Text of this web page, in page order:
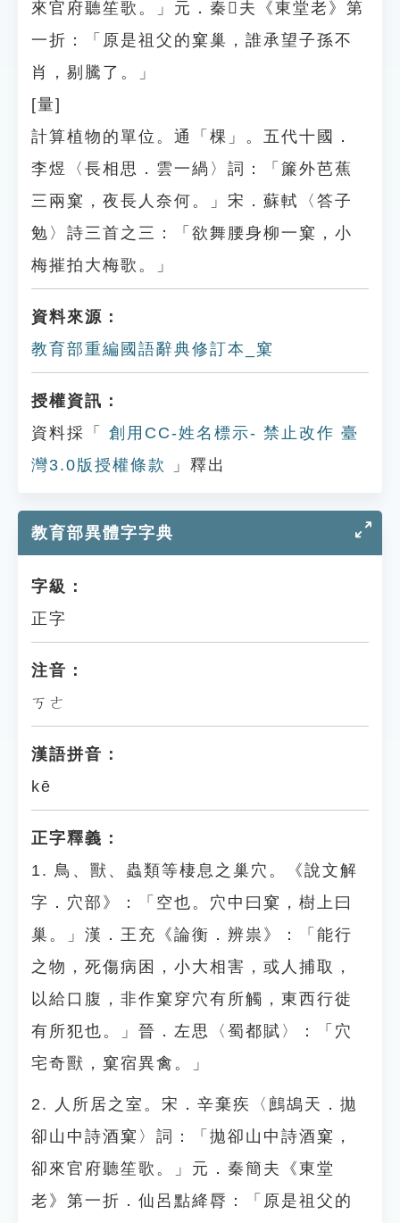
來官府聽笙歌。」元．秦𥳑夫《東堂老》第
一折：「原是祖父的窠巢，誰承望子孫不
肖，剔騰了。」
[量]
計算植物的單位。通「棵」。五代十國．
李煜〈長相思．雲一緺〉詞：「簾外芭蕉
三兩窠，夜長人奈何。」宋．蘇軾〈答子
勉〉詩三首之三：「欲舞腰身柳一窠，小
梅摧拍大梅歌。」
資料來源：
教育部重編國語辭典修訂本_窠
授權資訊：
資料採「
創用CC-姓名標示- 禁止改作 臺
灣3.0版授權條款
」釋出
教育部異體字字典
字級：
正字
注音：
ㄎㄜ
漢語拼音：
kē
正字釋義：
1. 鳥、獸、蟲類等棲息之巢穴。《說文解
字．穴部》：「空也。穴中曰窠，樹上曰
巢。」漢．王充《論衡．辨祟》：「能行
之物，死傷病困，小大相害，或人捕取，
以給口腹，非作窠穿穴有所觸，東西行徙
有所犯也。」晉．左思〈蜀都賦〉：「穴
宅奇獸，窠宿異禽。」
2. 人所居之室。宋．辛棄疾〈鷓鴣天．拋
卻山中詩酒窠〉詞：「拋卻山中詩酒窠，
卻來官府聽笙歌。」元．秦簡夫《東堂
老》第一折．仙呂點絳脣：「原是祖父的